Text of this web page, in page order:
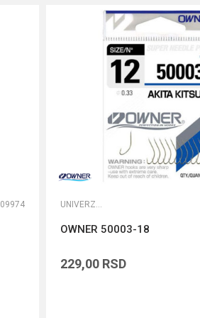
09974 UNIVERZALNE UDICE
OWNER 50003-18
229,00 RSD